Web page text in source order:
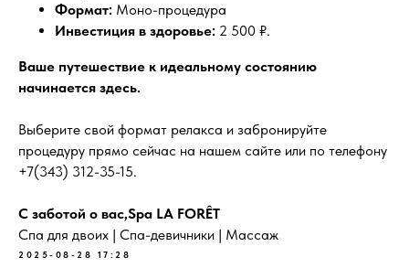
Формат: Моно-процедура
Инвестиция в здоровье: 2 500 ₽.
Ваше путешествие к идеальному состоянию
начинается здесь.
Выберите свой формат релакса и забронируйте
процедуру прямо сейчас на нашем сайте или по телефону
+7(343) 312-35-15.
С заботой о вас,Spa LA FORÊT
Спа для двоих | Спа-девичники | Массаж
2025-08-28 17:28